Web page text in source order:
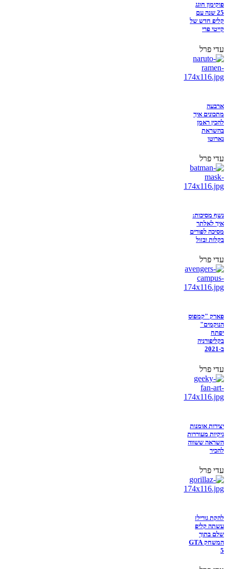
פוקימון חוגג
25 שנה עם
קליפ חדש של
קייטי פרי
עדי פרל
ארבעה
מתכונים איך
להכין ראמן
בהשראת
נארוטו
עדי פרל
נשף מסיכות:
איך לאלתר
מסיכה לפורים
בקלות ובזול
עדי פרל
פארק "קמפוס
הנוקמים"
יפתח
בקליפורניה
ב-2021
עדי פרל
יצירות אומנות
גיקיות מעוררות
השראה ששווה
להכיר
עדי פרל
להקת גורילז
עשתה קליפ
שלם בתוך
המשחק GTA
5